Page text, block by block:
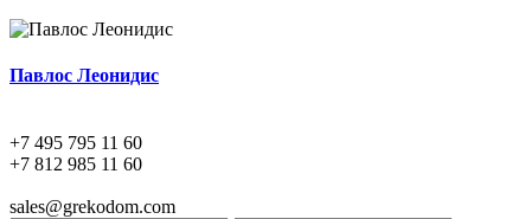
Павлос Леонидис
+7 495 795 11 60
+7 812 985 11 60
sales@grekodom.com